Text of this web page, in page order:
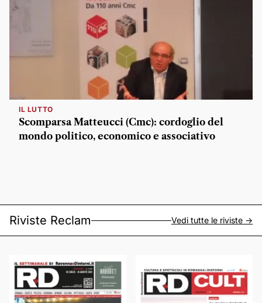
IL LUTTO
Scomparsa Matteucci (Cmc): cordoglio del
mondo politico, economico e associativo
Riviste Reclam Vedi tutte le riviste ->